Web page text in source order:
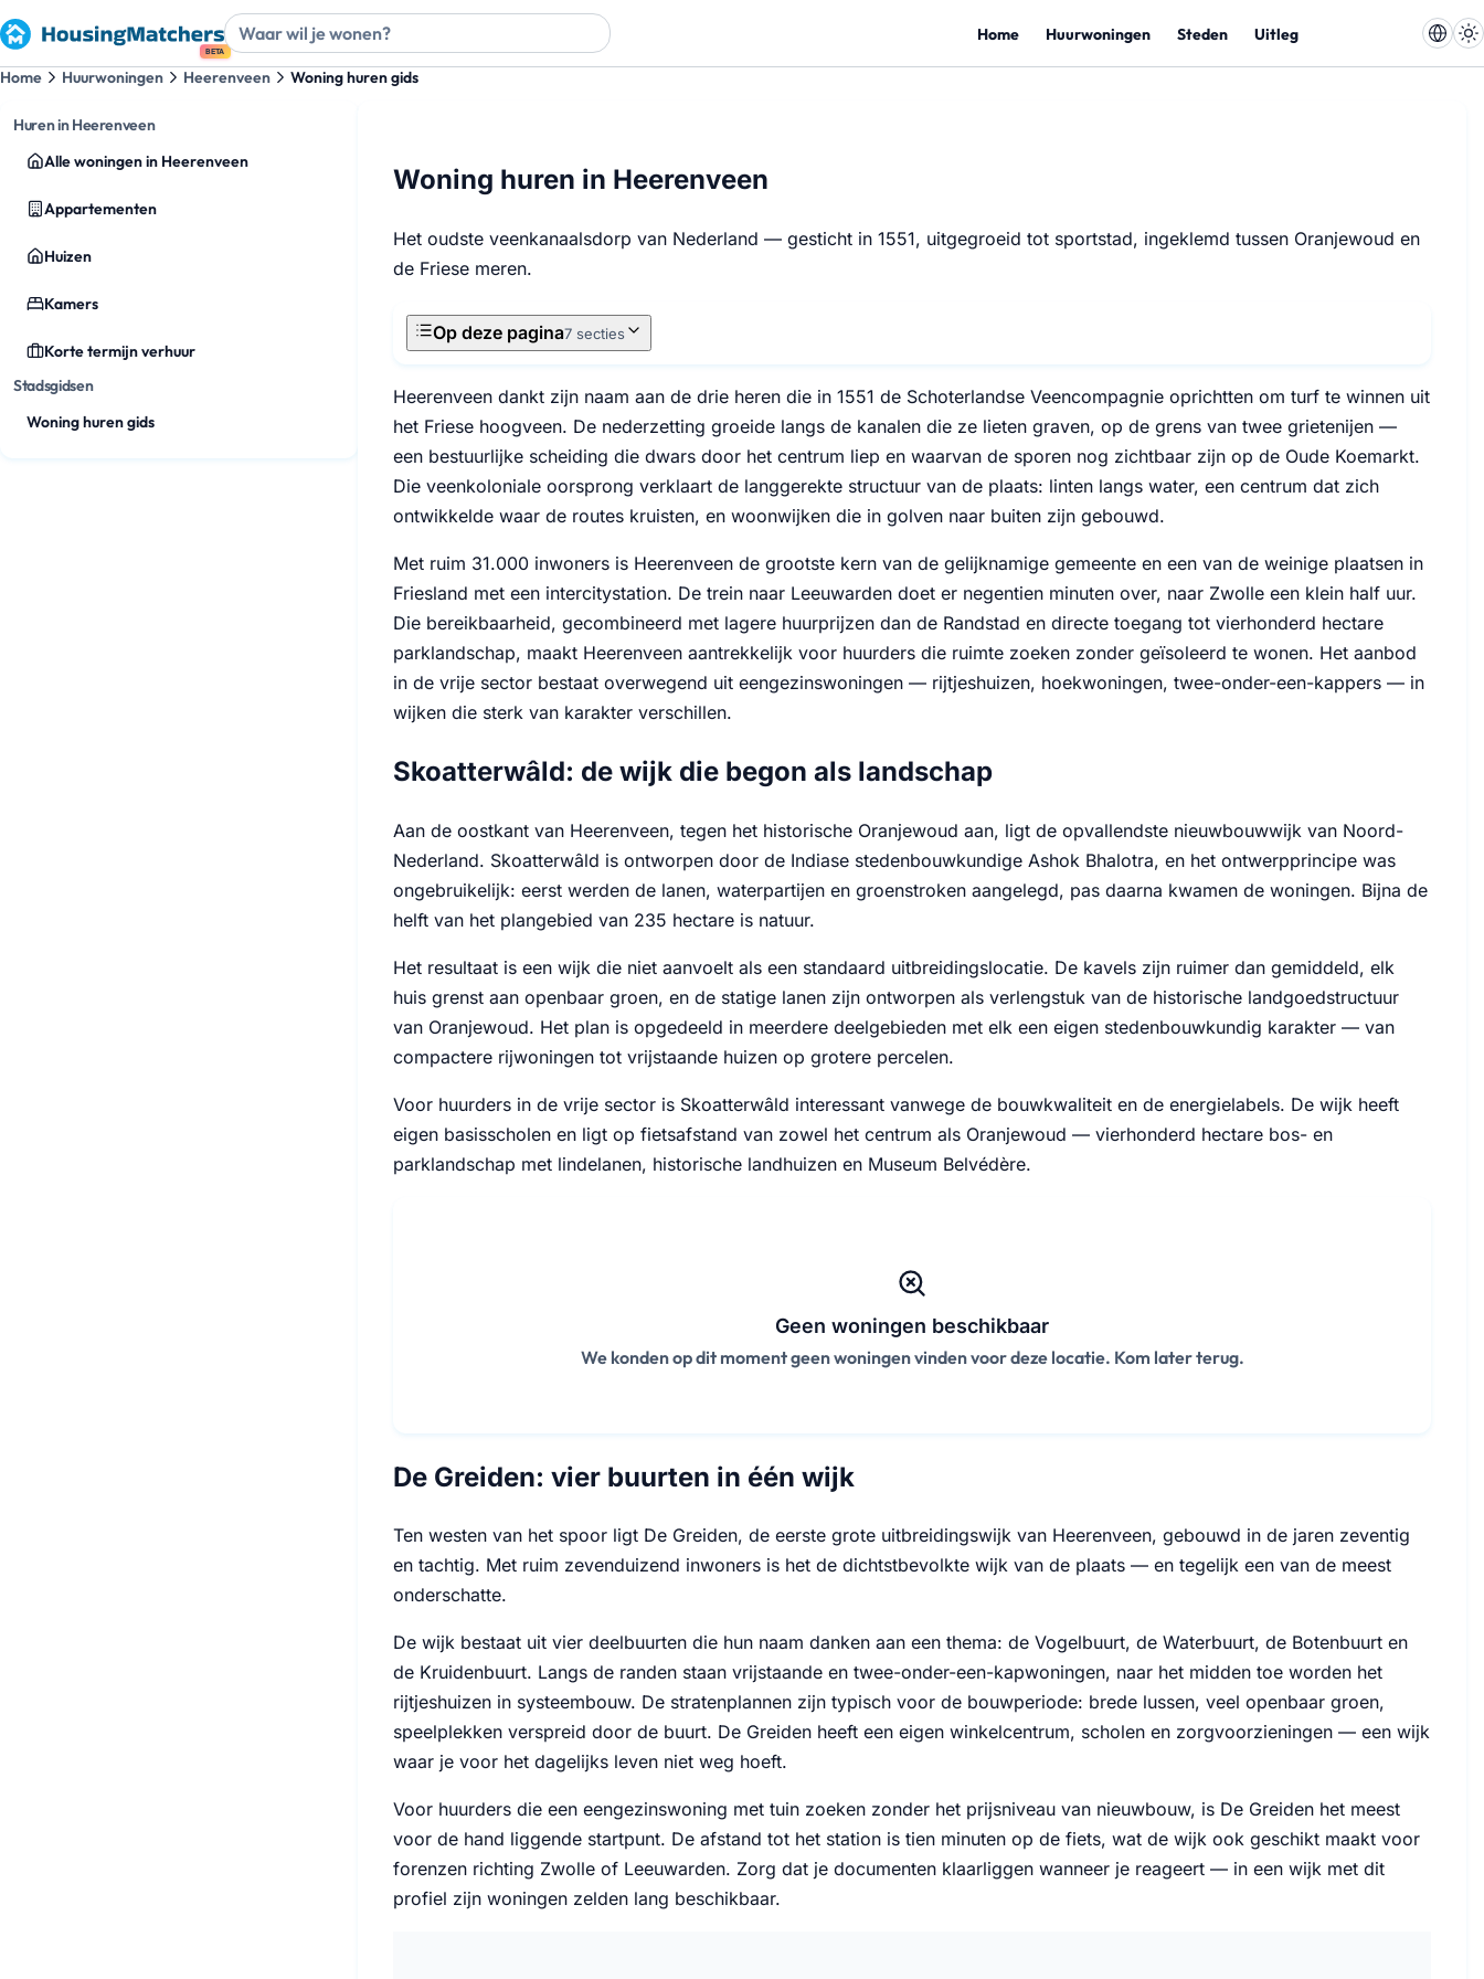
BETA
Home Huurwoningen Steden Uitleg
Home Huurwoningen Heerenveen Woning huren gids
Huren in Heerenveen
Alle woningen in Heerenveen
Appartementen
Huizen
Kamers
Korte termijn verhuur
Stadsgidsen
Woning huren gids
Woning huren in Heerenveen
Het oudste veenkanaalsdorp van Nederland — gesticht in 1551, uitgegroeid tot sportstad, ingeklemd tussen Oranjewoud en
de Friese meren.
Op deze pagina7 secties
Heerenveen dankt zijn naam aan de drie heren die in 1551 de Schoterlandse Veencompagnie oprichtten om turf te winnen uit
het Friese hoogveen. De nederzetting groeide langs de kanalen die ze lieten graven, op de grens van twee grietenijen —
een bestuurlijke scheiding die dwars door het centrum liep en waarvan de sporen nog zichtbaar zijn op de Oude Koemarkt.
Die veenkoloniale oorsprong verklaart de langgerekte structuur van de plaats: linten langs water, een centrum dat zich
ontwikkelde waar de routes kruisten, en woonwijken die in golven naar buiten zijn gebouwd.
Met ruim 31.000 inwoners is Heerenveen de grootste kern van de gelijknamige gemeente en een van de weinige plaatsen in
Friesland met een intercitystation. De trein naar Leeuwarden doet er negentien minuten over, naar Zwolle een klein half uur.
Die bereikbaarheid, gecombineerd met lagere huurprijzen dan de Randstad en directe toegang tot vierhonderd hectare
parklandschap, maakt Heerenveen aantrekkelijk voor huurders die ruimte zoeken zonder geïsoleerd te wonen. Het aanbod
in de vrije sector bestaat overwegend uit eengezinswoningen — rijtjeshuizen, hoekwoningen, twee-onder-een-kappers — in
wijken die sterk van karakter verschillen.
Skoatterwâld: de wijk die begon als landschap
Aan de oostkant van Heerenveen, tegen het historische Oranjewoud aan, ligt de opvallendste nieuwbouwwijk van Noord-
Nederland. Skoatterwâld is ontworpen door de Indiase stedenbouwkundige Ashok Bhalotra, en het ontwerpprincipe was
ongebruikelijk: eerst werden de lanen, waterpartijen en groenstroken aangelegd, pas daarna kwamen de woningen. Bijna de
helft van het plangebied van 235 hectare is natuur.
Het resultaat is een wijk die niet aanvoelt als een standaard uitbreidingslocatie. De kavels zijn ruimer dan gemiddeld, elk
huis grenst aan openbaar groen, en de statige lanen zijn ontworpen als verlengstuk van de historische landgoedstructuur
van Oranjewoud. Het plan is opgedeeld in meerdere deelgebieden met elk een eigen stedenbouwkundig karakter — van
compactere rijwoningen tot vrijstaande huizen op grotere percelen.
Voor huurders in de vrije sector is Skoatterwâld interessant vanwege de bouwkwaliteit en de energielabels. De wijk heeft
eigen basisscholen en ligt op fietsafstand van zowel het centrum als Oranjewoud — vierhonderd hectare bos- en
parklandschap met lindelanen, historische landhuizen en Museum Belvédère.
Geen woningen beschikbaar
We konden op dit moment geen woningen vinden voor deze locatie. Kom later terug.
De Greiden: vier buurten in één wijk
Ten westen van het spoor ligt De Greiden, de eerste grote uitbreidingswijk van Heerenveen, gebouwd in de jaren zeventig
en tachtig. Met ruim zevenduizend inwoners is het de dichtstbevolkte wijk van de plaats — en tegelijk een van de meest
onderschatte.
De wijk bestaat uit vier deelbuurten die hun naam danken aan een thema: de Vogelbuurt, de Waterbuurt, de Botenbuurt en
de Kruidenbuurt. Langs de randen staan vrijstaande en twee-onder-een-kapwoningen, naar het midden toe worden het
rijtjeshuizen in systeembouw. De stratenplannen zijn typisch voor de bouwperiode: brede lussen, veel openbaar groen,
speelplekken verspreid door de buurt. De Greiden heeft een eigen winkelcentrum, scholen en zorgvoorzieningen — een wijk
waar je voor het dagelijks leven niet weg hoeft.
Voor huurders die een eengezinswoning met tuin zoeken zonder het prijsniveau van nieuwbouw, is De Greiden het meest
voor de hand liggende startpunt. De afstand tot het station is tien minuten op de fiets, wat de wijk ook geschikt maakt voor
forenzen richting Zwolle of Leeuwarden. Zorg dat je documenten klaarliggen wanneer je reageert — in een wijk met dit
profiel zijn woningen zelden lang beschikbaar.